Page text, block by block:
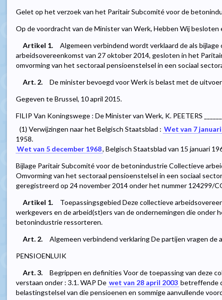
Gelet op het verzoek van het Paritair Subcomité voor de
Op de voordracht van de Minister van Werk, Hebben Wij besloten
Artikel 1.
Algemeen verbindend wordt verklaard de als
arbeidsovereenkomst van 27 oktober 2014, gesloten in het
omvorming van het sectoraal pensioenstelsel in een sociaal
Art. 2.
De minister bevoegd voor Werk is belast met de
Gegeven te Brussel, 10 april 2015.
FILIP Van Koningswege : De Minister van Werk, K. PEETERS
(1) Verwijzingen naar het Belgisch Staatsblad : Wet van 7
1958.
Wet van 5 december 1968, Belgisch Staatsblad van 15 januari
Bijlage Paritair Subcomité voor de betonindustrie Collectieve
Omvorming van het sectoraal pensioenstelsel in een sociaal
geregistreerd op 24 november 2014 onder het nummer 124299/
Artikel 1.
Toepassingsgebied Deze collectieve
werkgevers en de arbeid(st)ers van de ondernemingen die onder
betonindustrie ressorteren.
Art. 2.
Algemeen verbindend verklaring De partijen vragen de
PENSIOENLUIK
Art. 3.
Begrippen en definities Voor de toepassing van deze
verstaan onder : 3.1. WAP De wet van 28 april 2003 betreffende
belastingstelsel van die pensioenen en sommige aanvullende